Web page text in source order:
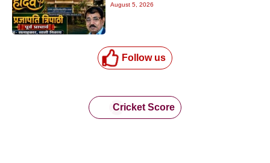
August 5, 2026
Follow us
Cricket Score